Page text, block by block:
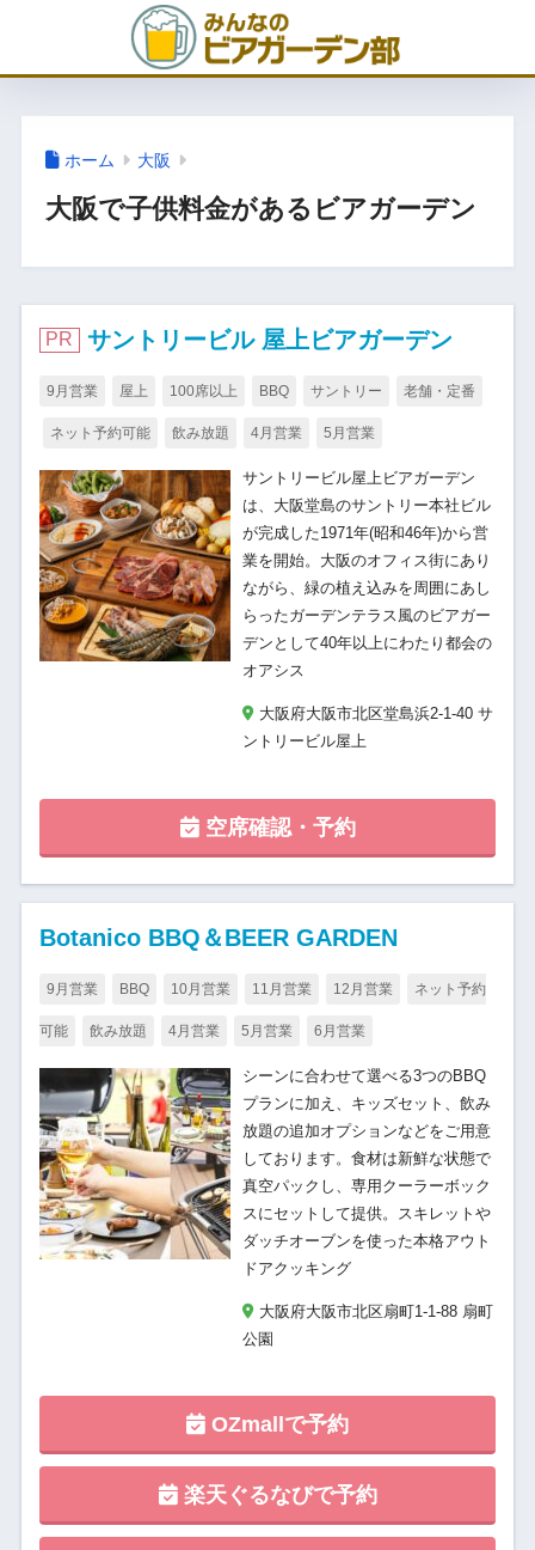
ホーム 大阪
大阪で子供料金があるビアガーデン
PR サントリービル 屋上ビアガーデン
9月営業 屋上 100席以上 BBQ サントリー 老舗・定番
ネット予約可能 飲み放題 4月営業 5月営業
サントリービル屋上ビアガーデン
は、大阪堂島のサントリー本社ビル
が完成した1971年(昭和46年)から営
業を開始。大阪のオフィス街にあり
ながら、緑の植え込みを周囲にあし
らったガーデンテラス風のビアガー
デンとして40年以上にわたり都会の
オアシス
大阪府大阪市北区堂島浜2-1-40 サ
ントリービル屋上
空席確認・予約
Botanico BBQ＆BEER GARDEN
9月営業 BBQ 10月営業 11月営業 12月営業 ネット予約
可能 飲み放題 4月営業 5月営業 6月営業
シーンに合わせて選べる3つのBBQ
プランに加え、キッズセット、飲み
放題の追加オプションなどをご用意
しております。食材は新鮮な状態で
真空パックし、専用クーラーボック
スにセットして提供。スキレットや
ダッチオーブンを使った本格アウト
ドアクッキング
大阪府大阪市北区扇町1-1-88 扇町
公園
OZmallで予約
楽天ぐるなびで予約